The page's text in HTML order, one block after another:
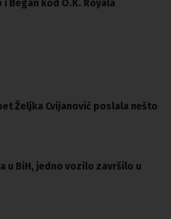
i Began kod O.K. Royala
Željka Cvijanović poslala nešto
u BiH, jedno vozilo završilo u